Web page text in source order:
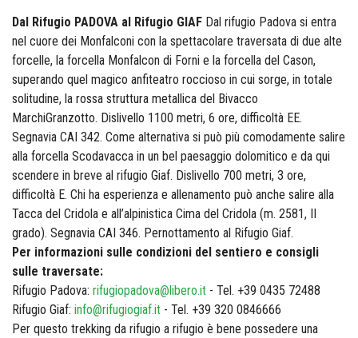
Dal Rifugio PADOVA al Rifugio GIAF Dal rifugio Padova si entra
nel cuore dei Monfalconi con la spettacolare traversata di due alte
forcelle, la forcella Monfalcon di Forni e la forcella del Cason,
superando quel magico anfiteatro roccioso in cui sorge, in totale
solitudine, la rossa struttura metallica del Bivacco
MarchiGranzotto. Dislivello 1100 metri, 6 ore, difficoltà EE.
Segnavia CAI 342. Come alternativa si può più comodamente salire
alla forcella Scodavacca in un bel paesaggio dolomitico e da qui
scendere in breve al rifugio Giaf. Dislivello 700 metri, 3 ore,
difficoltà E. Chi ha esperienza e allenamento può anche salire alla
Tacca del Cridola e all’alpinistica Cima del Cridola (m. 2581, II
grado). Segnavia CAI 346. Pernottamento al Rifugio Giaf.
Per informazioni sulle condizioni del sentiero e consigli
sulle traversate:
Rifugio Padova: rifugiopadova@libero.it - Tel. +39 0435 72488
Rifugio Giaf: info@rifugiogiaf.it - Tel. +39 320 0846666
Per questo trekking da rifugio a rifugio è bene possedere una